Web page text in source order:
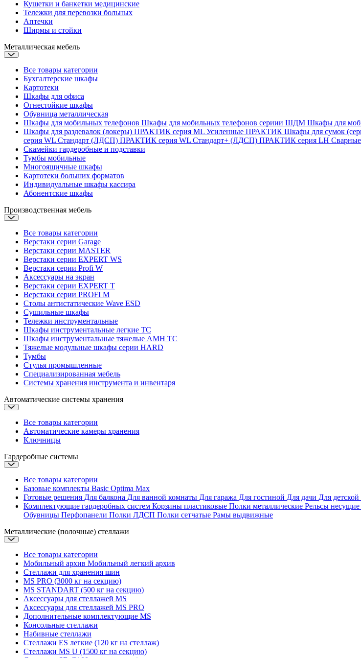
Кушетки и банкетки медицинские
Тележки для перевозки больных
Аптечки
Ширмы и стойки
Металлическая мебель
Все товары категории
Бухгалтерские шкафы
Картотеки
Шкафы для офиса
Огнестойкие шкафы
Обувница металлическая
Шкафы для мобильных телефонов Шкафы для мобильных телефонов сериии ШДМ Шкафы для
Шкафы для раздевалок (локеры) ПРАКТИК серия ML Усиленные ПРАКТИК Шкафы для сумок
серия WL Стандарт (ЛДСП) ПРАКТИК серия WL Стандарт+ (ЛДСП) ПРАКТИК серия LH Сварные
Скамейки гардеробные и подставки
Тумбы мобильные
Многоящичные шкафы
Картотеки больших форматов
Индивидуальные шкафы кассира
Абонентские шкафы
Производственная мебель
Все товары категории
Верстаки серии Garage
Верстаки серии MASTER
Верстаки серии EXPERT WS
Верстаки серии Profi W
Аксессуары на экран
Верстаки серии EXPERT T
Верстаки серии PROFI M
Столы антистатические Wave ESD
Cушильные шкафы
Тележки инструментальные
Шкафы инструментальные легкие ТС
Шкафы инструментальные тяжелые AMH TC
Тяжелые модульные шкафы серии HARD
Тумбы
Стулья промышленные
Cпециализированная мебель
Системы хранения инструмента и инвентаря
Автоматические системы хранения
Все товары категории
Автоматические камеры хранения
Ключницы
Гардеробные системы
Все товары категории
Базовые комплекты Basic Optima Max
Готовые решения Для балкона Для ванной комнаты Для гаража Для гостиной Для дачи Для детской
Комплектующие гардеробных систем Корзины пластиковые Полки металлические Рельсы несущие
Обувницы Перфопанели Полки ЛДСП Полки сетчатые Рамы выдвижные
Металлические (полочные) стеллажи
Все товары категории
Мобильный архив Мобильный легкий архив
Стеллажи для хранения шин
MS PRO (3000 кг на секцию)
MS STANDART (500 кг на секцию)
Аксессуары для стеллажей MS
Аксессуары для стеллажей MS PRO
Дополнительные комплектующие MS
Консольные стеллажи
Набивные стеллажи
Стеллажи ES легкие (120 кг на стеллаж)
Стеллажи MS U (1500 кг на секцию)